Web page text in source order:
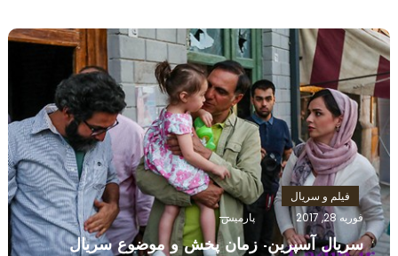
فیلم و سریال
فوریه 28, 2017
پارمیس
سریال آسپرین- زمان پخش و موضوع سریال